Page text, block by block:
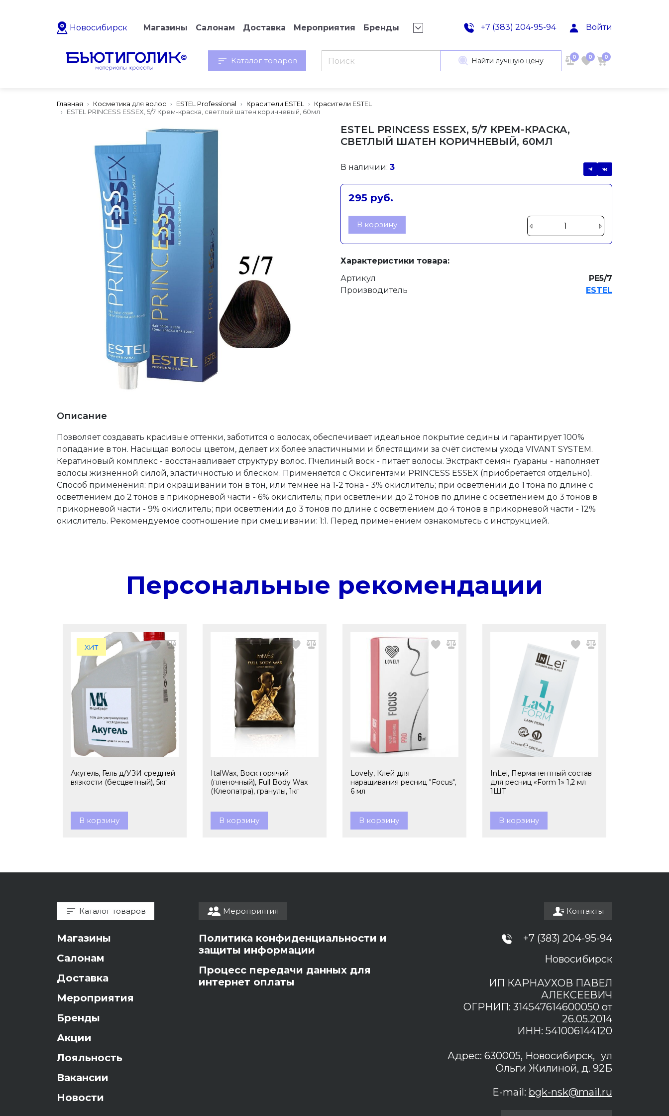
Новосибирск Магазины Салонам Доставка Мероприятия Бренды +7 (383) 204-95-94 Войти
Каталог товаров Найти лучшую цену 0 0 0
Главная Косметика для волос ESTEL Professional Красители ESTEL
Красители ESTEL
ESTEL PRINCESS ESSEX, 5/7 Крем-краска, светлый шатен коричневый, 60мл
ESTEL PRINCESS ESSEX, 5/7 КРЕМ-КРАСКА,
СВЕТЛЫЙ ШАТЕН КОРИЧНЕВЫЙ, 60МЛ
В наличии: 3
295 руб.
В корзину
Характеристики товара:
Артикул
PE5/7
Производитель
ESTEL
Описание
Позволяет создавать красивые оттенки, заботится о волосах, обеспечивает идеальное покрытие седины и гарантирует 100%
попадание в тон. Насыщая волосы цветом, делает их более эластичными и блестящими за счёт системы ухода VIVANT SYSTEM.
Кератиновый комплекс - восстанавливает структуру волос. Пчелиный воск - питает волосы. Экстракт семян гуараны - наполняет
волосы жизненной силой, эластичностью и блеском. Применяется с Оксигентами PRINCESS ESSEX (приобретается отдельно).
Способ применения: при окрашивании тон в тон, или темнее на 1-2 тона - 3% окислитель; при осветлении до 1 тона по длине с
осветлением до 2 тонов в прикорневой части - 6% окислитель; при осветлении до 2 тонов по длине с осветлением до 3 тонов в
прикорневой части - 9% окислитель; при осветлении до 3 тонов по длине с осветлением до 4 тонов в прикорневой части - 12%
окислитель. Рекомендуемое соотношение при смешивании: 1:1. Перед применением ознакомьтесь с инструкцией.
Персональные рекомендации
хит
Акугель, Гель д/УЗИ средней
вязкости (бесцветный), 5кг
В корзину
ItalWax, Воск горячий
(пленочный), Full Body Wax
(Клеопатра), гранулы, 1кг
В корзину
Lovely, Клей для
наращивания ресниц "Focus",
6 мл
В корзину
InLei, Перманентный состав
для ресниц «Form 1» 1,2 мл
1ШТ
В корзину
Каталог товаров
Магазины
Салонам
Доставка
Мероприятия
Бренды
Акции
Лояльность
Вакансии
Новости
Мероприятия
Политика конфиденциальности и
защиты информации
Процесс передачи данных для
интернет оплаты
Контакты
+7 (383) 204-95-94
Новосибирск
ИП КАРНАУХОВ ПАВЕЛ
АЛЕКСЕЕВИЧ
ОГРНИП: 314547614600050 от
26.05.2014
ИНН: 541006144120
Адрес: 630005, Новосибирск, ул
Ольги Жилиной, д. 92Б
E-mail: bgk-nsk@mail.ru